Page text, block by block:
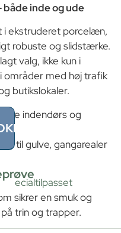
både inde og ude
i ekstruderet porcelæn,
robuste og slidstærke.
valg, ikke kun i
områder med høj trafik
butikslokaler.
indendørs og
til gulve, gangarealer
specialtilpasset
sikrer en smuk og
trin og trapper.